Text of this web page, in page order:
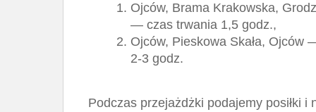
Ojców, Brama Krakowska,
— czas trwania 1,5 godz.,
Ojców, Pieskowa Skała, Ojców
2-3 godz.
Podczas przejażdżki podajemy posiłki i